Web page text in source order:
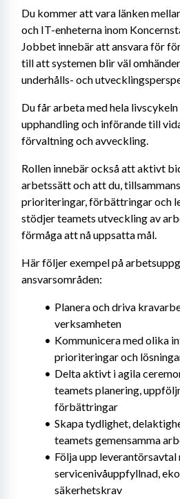
Du kommer att vara länken
och IT-enheterna inom
Jobbet innebär att ansvara för
till att systemen blir väl
underhålls- och
Du får arbeta med hela
upphandling och införande till
förvaltning och avveckling.
Rollen innebär också att aktivt
arbetssätt och att du,
prioriteringar, förbättringar och
stödjer teamets utveckling av
förmåga att nå uppsatta mål.
Här följer exempel på
ansvarsområden:
Planera och driva
verksamheten
Kommunicera med olika
prioriteringar och
Delta aktivt i agila
teamets planering,
förbättringar
Skapa tydlighet,
teamets gemensamma
Följa upp leverantörsavtal
servicenivåuppfyllnad,
säkerhetskrav